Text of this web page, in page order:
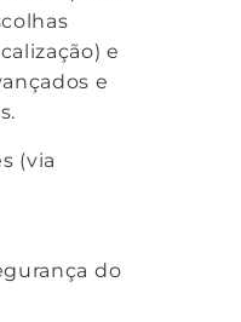
e
e
(via
do